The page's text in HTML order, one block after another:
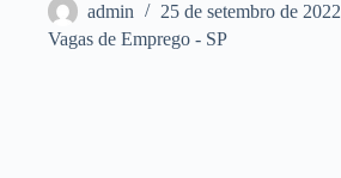
admin
25 de setembro de 2022
Vagas de Emprego - SP